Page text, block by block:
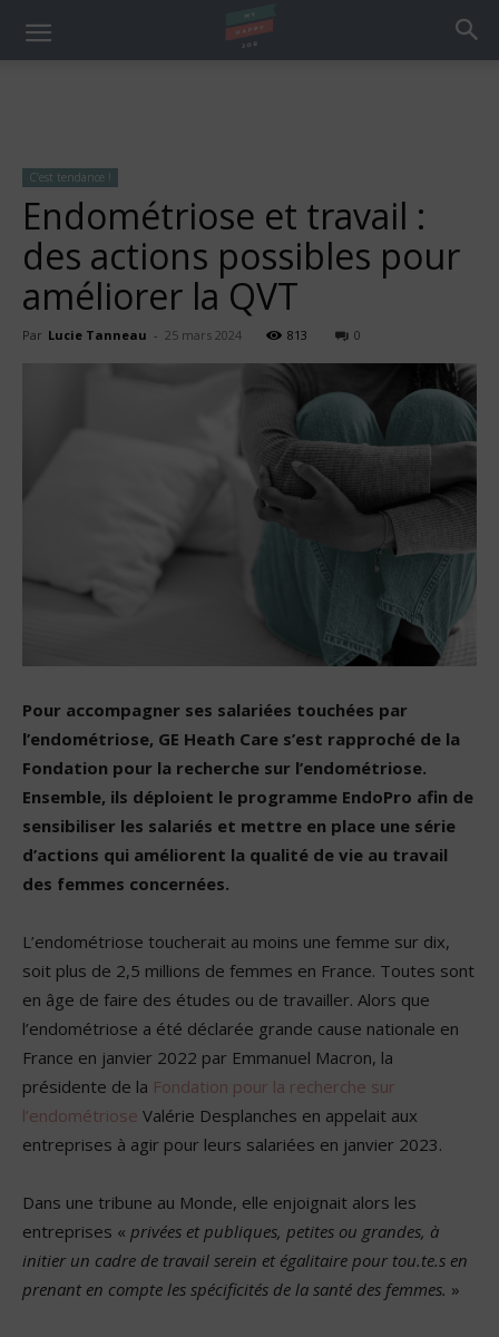
C’est tendance !
Endométriose et travail :
des actions possibles pour
améliorer la QVT
Par Lucie Tanneau - 25 mars 2024 813 0
Pour accompagner ses salariées touchées par
l’endométriose, GE Heath Care s’est rapproché de la
Fondation pour la recherche sur l’endométriose.
Ensemble, ils déploient le programme EndoPro afin de
sensibiliser les salariés et mettre en place une série
d’actions qui améliorent la qualité de vie au travail
des femmes concernées.
L’endométriose toucherait au moins une femme sur dix,
soit plus de 2,5 millions de femmes en France. Toutes sont
en âge de faire des études ou de travailler. Alors que
l’endométriose a été déclarée grande cause nationale en
France en janvier 2022 par Emmanuel Macron, la
présidente de la Fondation pour la recherche sur
l’endométriose Valérie Desplanches en appelait aux
entreprises à agir pour leurs salariées en janvier 2023.
Dans une tribune au Monde, elle enjoignait alors les
entreprises « privées et publiques, petites ou grandes, à
initier un cadre de travail serein et égalitaire pour tou.te.s en
prenant en compte les spécificités de la santé des femmes. »